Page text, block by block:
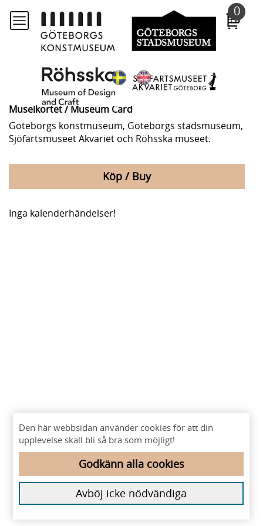
huvudinnehållet
0
Museikortet / Museum Card
Göteborgs konstmuseum, Göteborgs stadsmuseum,
Sjöfartsmuseet Akvariet och Röhsska museet.
Köp / Buy
Inga kalenderhändelser!
Den här webbsidan använder cookies för att din
upplevelse skall bli så bra som möjligt!
Godkänn alla cookies
Avböj icke nödvändiga